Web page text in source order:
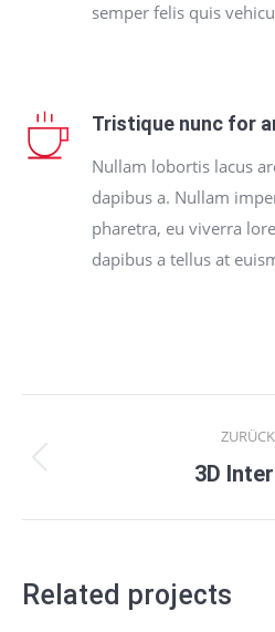
semper felis quis
Tristique nunc for
Nullam lobortis lacus
dapibus a. Nullam
pharetra, eu viverra
dapibus a tellus at
navigation
ZURÜCK
3D
Related projects